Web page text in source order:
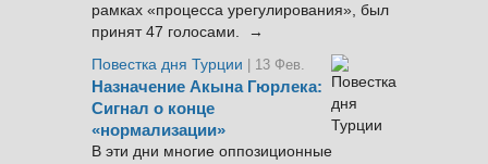
рамках «процесса урегулирования», был
принят 47 голосами. →
Повестка дня Турции
| 13 Фев.
Назначение Акына Гюрлека:
Сигнал о конце
«нормализации»
В эти дни многие оппозиционные